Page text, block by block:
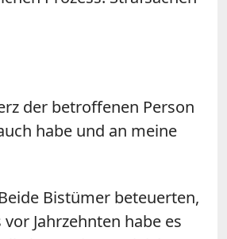
der betroffenen Person
habe und an meine
Bistümer beteuerten,
Jahrzehnten habe es